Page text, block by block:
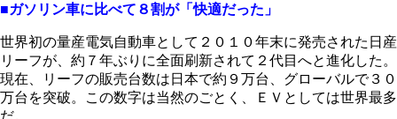
■ガソリン車に比べて８割が「快適だった」
世界初の量産電気自動車として２０１０年末に発売された日産
リーフが、約７年ぶりに全面刷新されて２代目へと進化した。
現在、リーフの販売台数は日本で約９万台、グローバルで３０
万台を突破。この数字は当然のごとく、ＥＶとしては世界最多
だ。